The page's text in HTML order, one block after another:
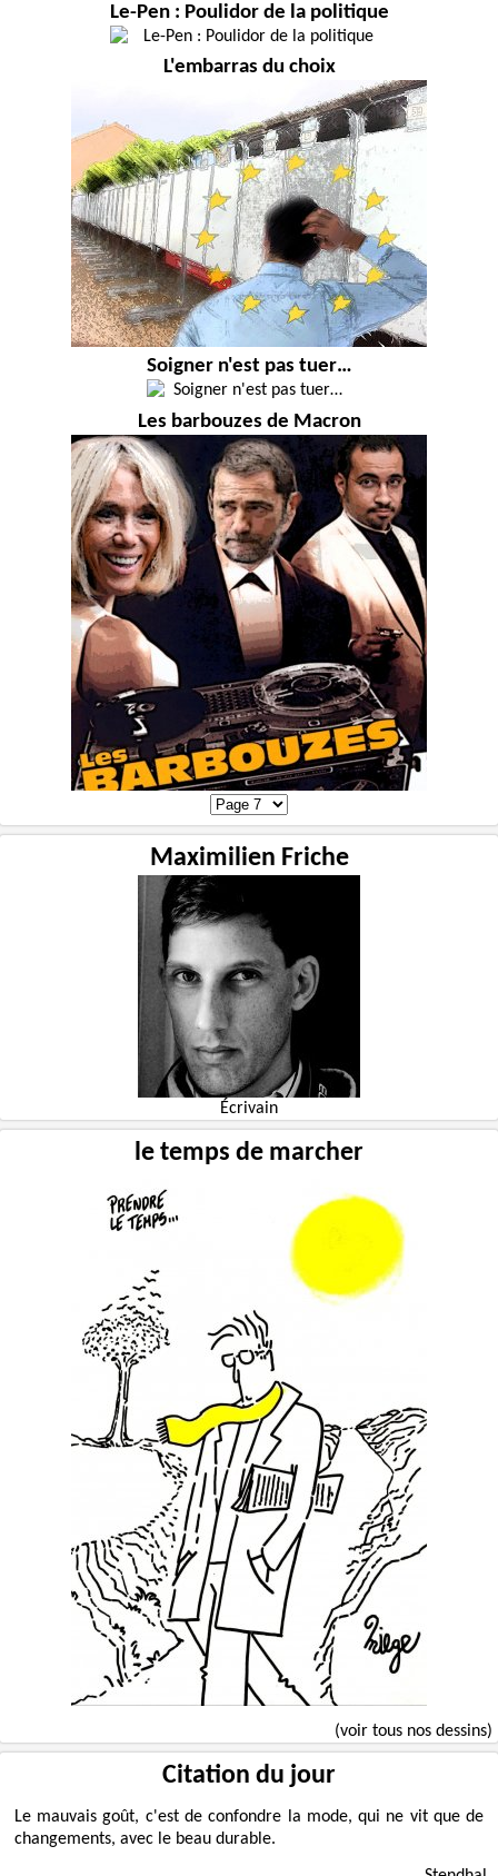
Le-Pen : Poulidor de la politique
L'embarras du choix
Soigner n'est pas tuer…
Les barbouzes de Macron
Maximilien Friche
Écrivain
le temps de marcher
(voir tous nos dessins)
Citation du jour
Le mauvais goût, c'est de confondre la mode, qui ne vit que de
changements, avec le beau durable.